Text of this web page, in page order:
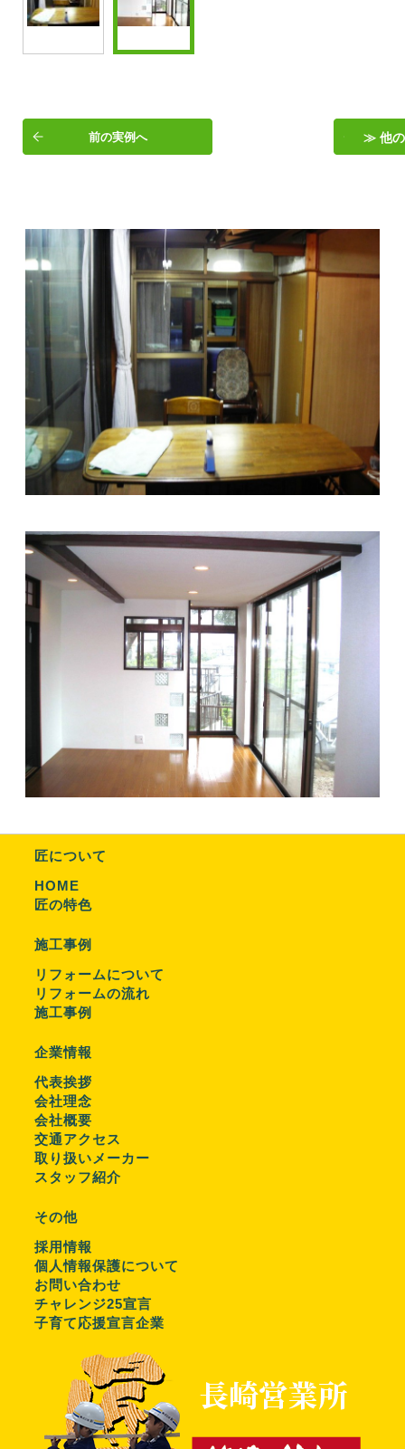
前の実例へ ≫ 他の
匠について
HOME
匠の特色
施工事例
リフォームについて
リフォームの流れ
施工事例
企業情報
代表挨拶
会社理念
会社概要
交通アクセス
取り扱いメーカー
スタッフ紹介
その他
採用情報
個人情報保護について
お問い合わせ
チャレンジ25宣言
子育て応援宣言企業